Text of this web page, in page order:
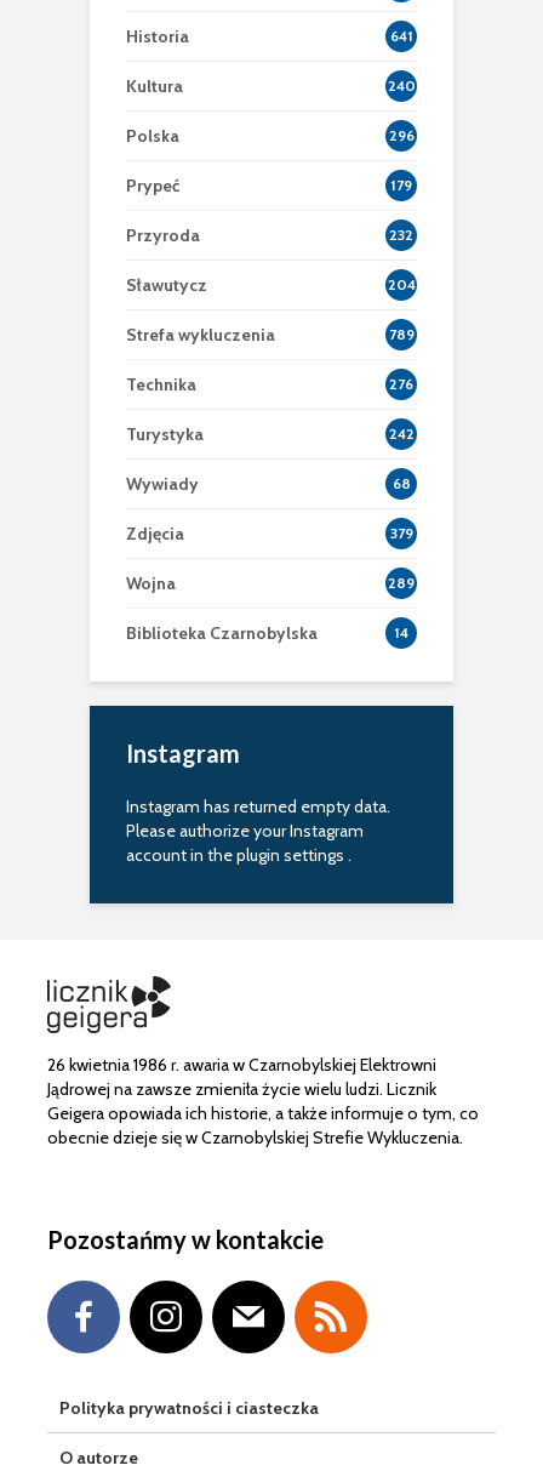
Historia 641
Kultura 240
Polska 296
Prypeć 179
Przyroda 232
Sławutycz 204
Strefa wykluczenia 789
Technika 276
Turystyka 242
Wywiady 68
Zdjęcia 379
Wojna 289
Biblioteka Czarnobylska 14
Instagram
Instagram has returned empty data.
Please authorize your Instagram
account in theplugin settings .
26 kwietnia 1986 r. awaria w Czarnobylskiej Elektrowni
Jądrowej na zawsze zmieniła życie wielu ludzi. Licznik
Geigera opowiada ich historie, a także informuje o tym, co
obecnie dzieje się w Czarnobylskiej Strefie Wykluczenia.
Pozostańmy w kontakcie
Polityka prywatności i ciasteczka
O autorze